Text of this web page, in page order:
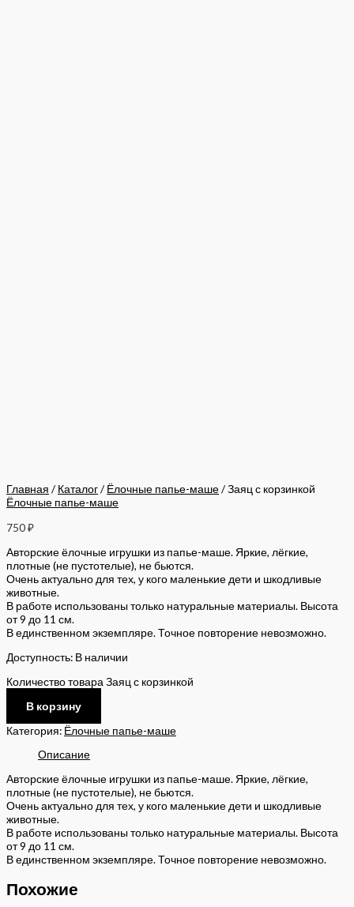
Главная / Каталог/ Ёлочные папье-маше/ Заяц с корзинкой
Ёлочные папье-маше
750₽
Авторские ёлочные игрушки из папье-маше. Яркие, лёгкие,
плотные (не пустотелые), не бьются.
Очень актуально для тех, у кого маленькие дети и шкодливые
животные.
В работе использованы только натуральные материалы. Высота
от 9 до 11 см.
В единственном экземпляре. Точное повторение невозможно.
Доступность: В наличии
Количество товара Заяц с корзинкой
В корзину
Категория: Ёлочные папье-маше
Описание
Авторские ёлочные игрушки из папье-маше. Яркие, лёгкие,
плотные (не пустотелые), не бьются.
Очень актуально для тех, у кого маленькие дети и шкодливые
животные.
В работе использованы только натуральные материалы. Высота
от 9 до 11 см.
В единственном экземпляре. Точное повторение невозможно.
Похожие